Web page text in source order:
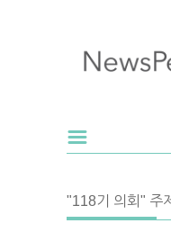
"118기 의회" 주